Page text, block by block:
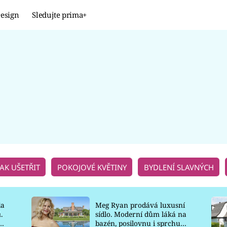
Sledujte prima+
UŠETŘIT POKOJOVÉ KVĚTINY BYDLENÍ SLAVNÝCH
Meg Ryan prodává luxusní
sídlo. Moderní dům láká na
bazén, posilovnu i sprchu